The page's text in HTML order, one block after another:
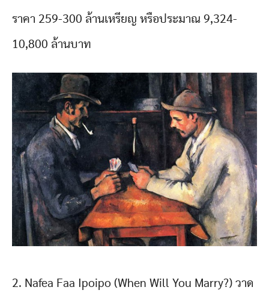
ราคา 259-300 ล้านเหรียญ หรือประมาณ 9,324-
10,800 ล้านบาท
2. Nafea Faa Ipoipo (When Will You Marry?) วาด